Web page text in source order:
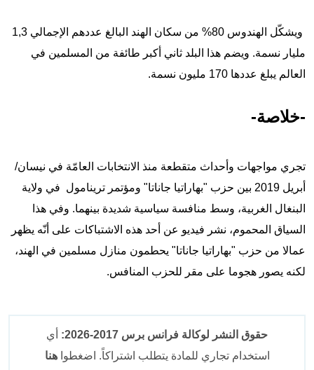
ويشكّل الهندوس 80% من سكان الهند البالغ عددهم الإجمالي 1,3
مليار نسمة. ويضم هذا البلد ثاني أكبر طائفة من المسلمين في
العالم يبلغ عددها 170 مليون نسمة.
-خلاصة-
تجري مواجهات وأحداث متقطعة منذ الانتخابات العامّة في نيسان/
أبريل 2019 بين حزب "بهاراتيا جاناتا" ومؤتمر ترينامول
في ولاية
البنغال الغربية، وسط منافسة سياسية شديدة بينهما. وفي هذا
السياق المحموم، نشر فيديو عن أحد هذه الاشتباكات على أنّه يظهر
عمالا من حزب "بهاراتيا جاناتا" يحطمون منازل مسلمين في الهند،
لكنه يصور هجوما على مقر للحزب المنافس.
حقوق النشر لوكالة فرانس برس 2017-2026:
أي
استخدام تجاري للمادة يتطلب اشتراكاً. اضغطواهنا